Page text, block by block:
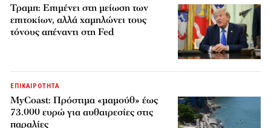
Τραμπ: Επιμένει στη μείωση των
επιτοκίων, αλλά χαμηλώνει τους
τόνους απέναντι στη Fed
ΕΠΙΚΑΙΡΟΤΗΤΑ
MyCoast: Πρόστιμα «μαμούθ» έως
73.000 ευρώ για αυθαιρεσίες στις
παραλίες